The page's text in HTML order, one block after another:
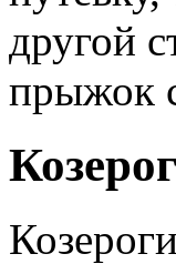
другой
прыжок
Козерог